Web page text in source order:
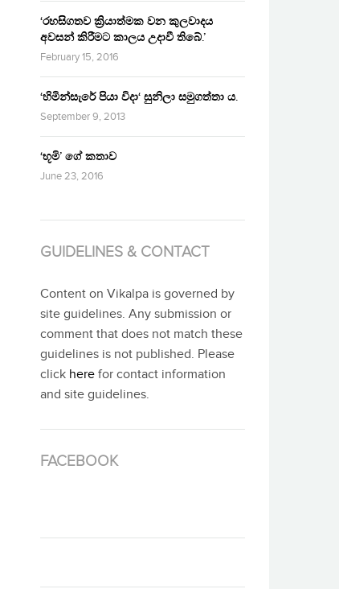
‘රහසිගතව ක්‍රියාත්මක වන කුලවාදය
අවසන් කිරීමට කාලය උදාවී තිබේ.’
February 15, 2016
‘හිමින්සැරේ පියා විදා‘ සුනිලා සමුගත්තා ය.
September 9, 2013
‘භූමි’ ගේ කතාව
June 23, 2016
GUIDELINES & CONTACT
Content on Vikalpa is governed by
site guidelines. Any submission or
comment that does not match these
guidelines is not published. Please
click here for contact information
and site guidelines.
FACEBOOK